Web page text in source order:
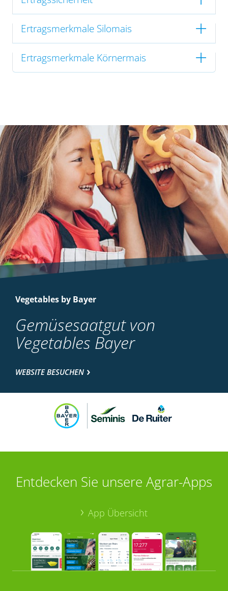
Ertragsmerkmale Silomais
Ertragsmerkmale Körnermais
Vegetables by Bayer
Gemüsesaatgut von
Vegetables Bayer
WEBSITE BESUCHEN
Entdecken Sie unsere Agrar-Apps
App Übersicht